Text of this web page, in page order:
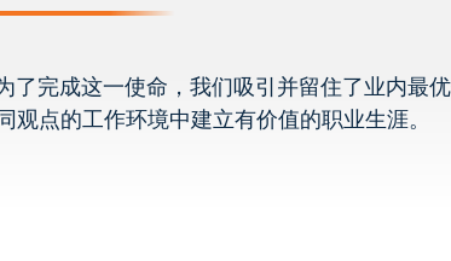
完成这一使命，我们吸引并留住了业内最
点的工作环境中建立有价值的职业生涯。